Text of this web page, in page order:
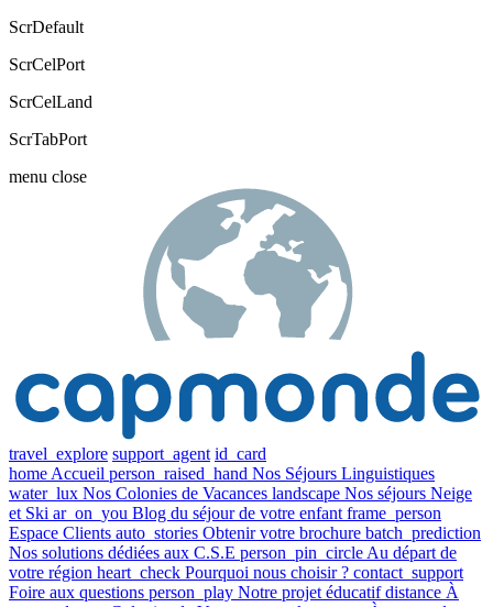
ScrDefault
ScrCelPort
ScrCelLand
ScrTabPort
menu close
travel_explore support_agent id_card
homeAccueil person_raised_hand Nos Séjours Linguistiques
water_lux Nos Colonies de Vacances landscape Nos séjours Neige
et Ski ar_on_you Blog du séjour de votre enfant frame_person
Espace Clients auto_stories Obtenir votre brochure batch_prediction
Nos solutions dédiées aux C.S.E person_pin_circleAu départ de
votre région heart_check Pourquoi nous choisir ? contact_support
Foire aux questions person_play Notre projet éducatif distance À